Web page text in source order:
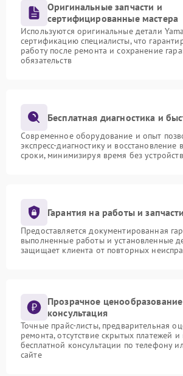
Оригинальные запчасти и
сертифицированные мастера
Используются оригинальные детали
сертификацию специалисты, что
работу после ремонта и сохранение
обязательств
Бесплатная диагностика и
Современное оборудование и опыт
экспресс-диагностику и восстановление
сроки, минимизируя время без
Гарантия на работы и запчасти
Предоставляется документированная
выполненные работы и установленные
защищает клиента от повторных
Прозрачное
консультация
Точные прайс-листы, предварительная
ремонта, отсутствие скрытых платежей
бесплатной консультации по телефону
сайте